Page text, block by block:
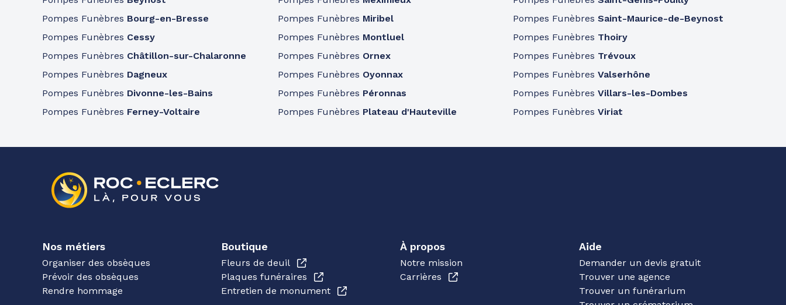
Pompes Funèbres Bourg-en-Bresse
Pompes Funèbres Cessy
Pompes Funèbres Châtillon-sur-Chalaronne
Pompes Funèbres Dagneux
Pompes Funèbres Divonne-les-Bains
Pompes Funèbres Ferney-Voltaire
Pompes Funèbres Miribel
Pompes Funèbres Montluel
Pompes Funèbres Ornex
Pompes Funèbres Oyonnax
Pompes Funèbres Péronnas
Pompes Funèbres Plateau d'Hauteville
Pompes FunèbresSaint-Maurice-de-Beynost
Pompes Funèbres Thoiry
Pompes Funèbres Trévoux
Pompes FunèbresValserhône
Pompes FunèbresVillars-les-Dombes
Pompes FunèbresViriat
Nos métiers
Organiser des obsèques
Prévoir des obsèques
Rendre hommage
Boutique
Fleurs de deuil
Plaques funéraires
Entretien de monument
À propos
Notre mission
Carrières
Aide
Demander un devis gratuit
Trouver une agence
Trouver un funérarium